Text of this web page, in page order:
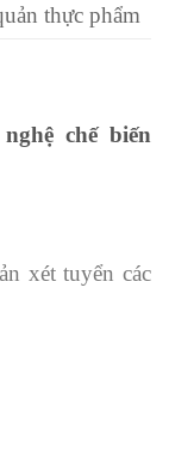
thực phẩm
chế biến
xét tuyển các